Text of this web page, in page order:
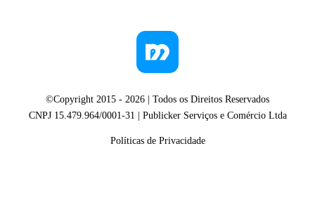
©Copyright 2015 - 2026 | Todos os Direitos Reservados
CNPJ 15.479.964/0001-31 | Publicker Serviços e Comércio Ltda
Políticas de Privacidade